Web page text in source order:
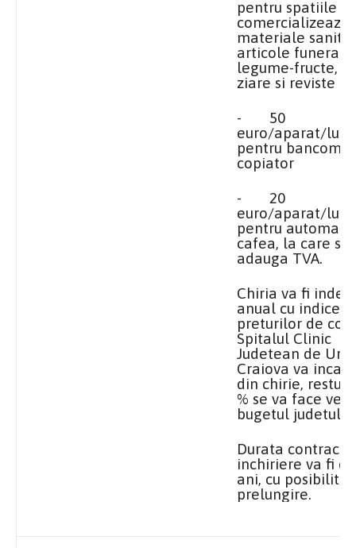
pentru spatiile
comercializeaza
materiale
articole funerare,
legume-fructe,
ziare si reviste
- 50
euro/aparat/luna
pentru
copiator
- 20
euro/aparat/luna
pentru
cafea, la care se
adauga TVA.
Chiria va fi
anual cu indicele
preturilor de
Spitalul Clinic
Judetean de
Craiova va
din chirie, restul
% se va face
bugetul judetului
Durata
inchiriere va fi
ani, cu
prelungire.